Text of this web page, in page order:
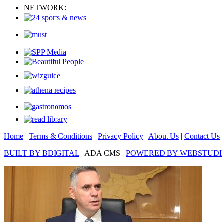
NETWORK:
Home | Terms & Conditions | Privacy Policy | About Us | Contact Us
BUILT BY BDIGITAL | ADA CMS | POWERED BY